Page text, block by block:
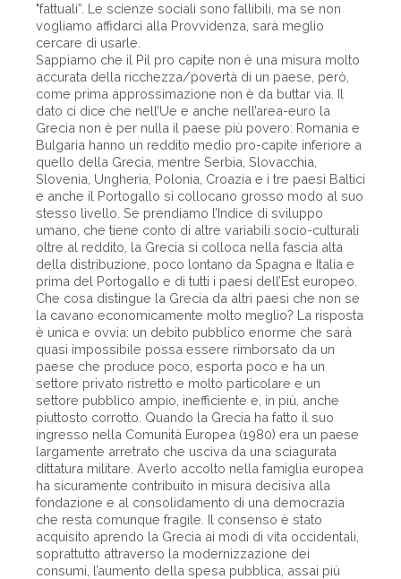
"fattuali”. Le scienze sociali sono fallibili, ma se non
vogliamo affidarci alla Provvidenza, sarà meglio
cercare di usarle.
Sappiamo che il Pil pro capite non è una misura molto
accurata della ricchezza/povertà di un paese, però,
come prima approssimazione non è da buttar via. Il
dato ci dice che nell’Ue e anche nell’area-euro la
Grecia non è per nulla il paese più povero: Romania e
Bulgaria hanno un reddito medio pro-capite inferiore a
quello della Grecia, mentre Serbia, Slovacchia,
Slovenia, Ungheria, Polonia, Croazia e i tre paesi Baltici
e anche il Portogallo si collocano grosso modo al suo
stesso livello. Se prendiamo l’Indice di sviluppo
umano, che tiene conto di altre variabili socio-culturali
oltre al reddito, la Grecia si colloca nella fascia alta
della distribuzione, poco lontano da Spagna e Italia e
prima del Portogallo e di tutti i paesi dell’Est europeo.
Che cosa distingue la Grecia da altri paesi che non se
la cavano economicamente molto meglio? La risposta
è unica e ovvia: un debito pubblico enorme che sarà
quasi impossibile possa essere rimborsato da un
paese che produce poco, esporta poco e ha un
settore privato ristretto e molto particolare e un
settore pubblico ampio, inefficiente e, in più, anche
piuttosto corrotto. Quando la Grecia ha fatto il suo
ingresso nella Comunità Europea (1980) era un paese
largamente arretrato che usciva da una sciagurata
dittatura militare. Averlo accolto nella famiglia europea
ha sicuramente contribuito in misura decisiva alla
fondazione e al consolidamento di una democrazia
che resta comunque fragile. Il consenso è stato
acquisito aprendo la Grecia ai modi di vita occidentali,
soprattutto attraverso la modernizzazione dei
consumi, l’aumento della spesa pubblica, assai più